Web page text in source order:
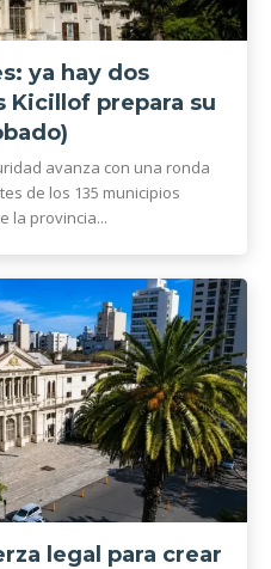
ya hay dos
Kicillof prepara su
avanza con una ronda
de los 135 municipios
la provincia...
legal para crear